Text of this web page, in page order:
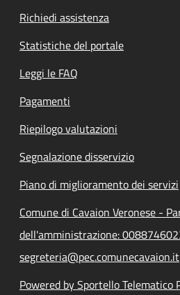
Richiedi assistenza
Statistiche del portale
Leggi le FAQ
Pagamenti
Riepilogo valutazioni
Segnalazione disservizio
Piano di miglioramento dei servizi
Comune di Cavaion Veronese -
dell'amministrazione:
segreteria@pec.comunecavaion.it
Powered by Sportello Telematico